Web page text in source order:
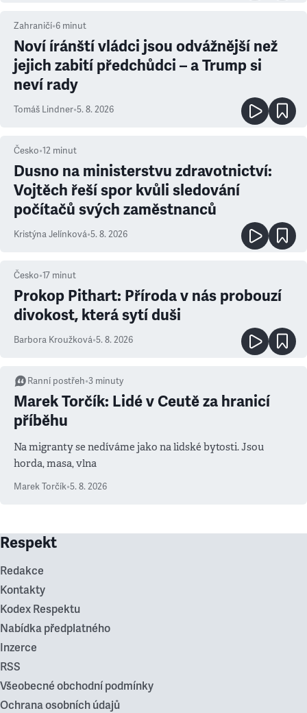
Zahraničí•6 minut
Noví íránští vládci jsou odvážnější než
jejich zabití předchůdci – a Trump si
neví rady
Tomáš Lindner•5. 8. 2026
Česko•12 minut
Dusno na ministerstvu zdravotnictví:
Vojtěch řeší spor kvůli sledování
počítačů svých zaměstnanců
Kristýna Jelínková•5. 8. 2026
Česko•17 minut
Prokop Pithart: Příroda v nás probouzí
divokost, která sytí duši
Barbora Kroužková•5. 8. 2026
Ranní postřeh•3 minuty
Marek Torčík: Lidé v Ceutě za hranicí
příběhu
Na migranty se nedíváme jako na lidské bytosti. Jsou
horda, masa, vlna
Marek Torčík•5. 8. 2026
Respekt
Redakce
Kontakty
Kodex Respektu
Nabídka předplatného
Inzerce
RSS
Všeobecné obchodní podmínky
Ochrana osobních údajů